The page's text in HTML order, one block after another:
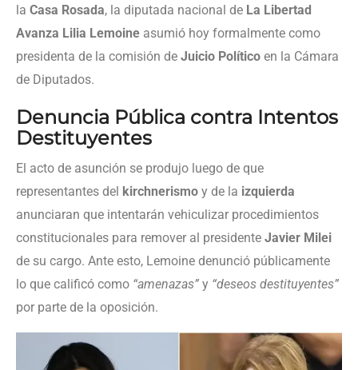
la Casa Rosada, la diputada nacional de La Libertad
Avanza Lilia Lemoine asumió hoy formalmente como
presidenta de la comisión de Juicio Político en la Cámara
de Diputados.
Denuncia Pública contra Intentos
Destituyentes
El acto de asunción se produjo luego de que
representantes del kirchnerismo y de la izquierda
anunciaran que intentarán vehiculizar procedimientos
constitucionales para remover al presidente Javier Milei
de su cargo. Ante esto, Lemoine denunció públicamente
lo que calificó como “amenazas” y “deseos destituyentes”
por parte de la oposición.